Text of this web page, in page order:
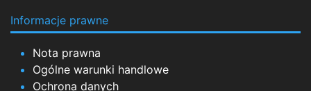
Informacje prawne
Nota prawna
Ogólne warunki handlowe
Ochrona danych